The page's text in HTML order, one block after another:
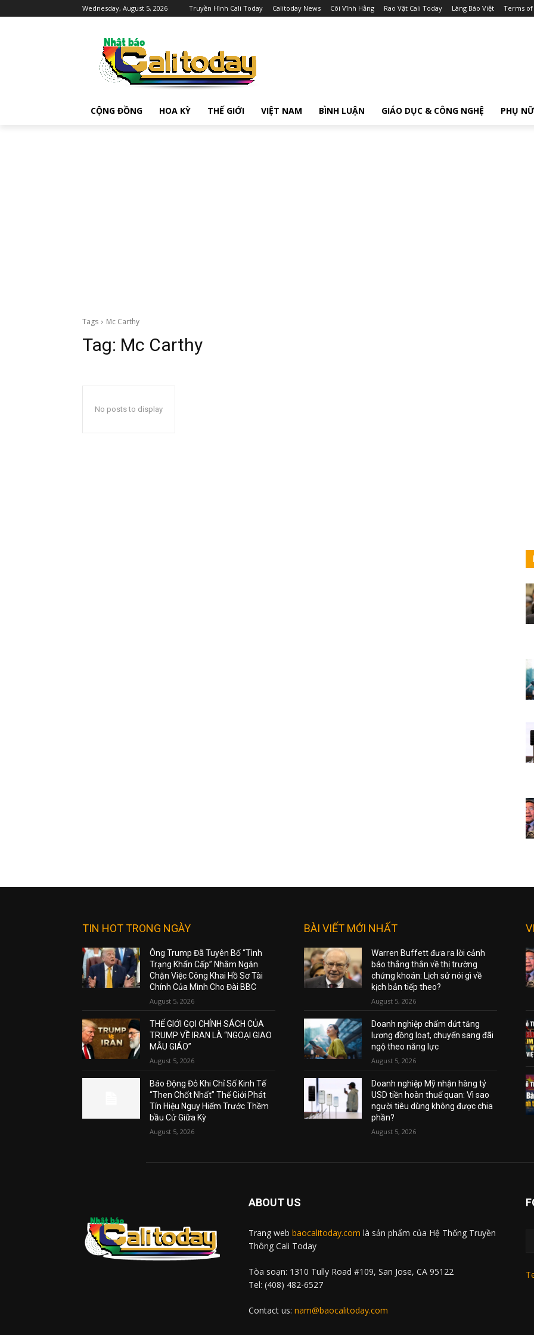
Wednesday, August 5, 2026 Truyền Hình Cali Today Calitoday News Cõi Vĩnh Hằng Rao Vặt Cali Today Làng Báo Việt Terms of
CỘNG ĐỒNG HOA KỲ THẾ GIỚI VIỆT NAM BÌNH LUẬN GIÁO DỤC & CÔNG NGHỆ PHỤ NỮ
Tags Mc Carthy
Tag: Mc Carthy
No posts to display
TIN HOT TRONG NGÀY
Ông Trump Đã Tuyên Bố “Tình
Trạng Khẩn Cấp” Nhằm Ngăn
Chặn Việc Công Khai Hồ Sơ Tài
Chính Của Mình Cho Đài BBC
August 5, 2026
THẾ GIỚI GỌI CHÍNH SÁCH CỦA
TRUMP VỀ IRAN LÀ “NGOẠI GIAO
MẪU GIÁO”
August 5, 2026
Báo Động Đỏ Khi Chỉ Số Kinh Tế
“Then Chốt Nhất” Thế Giới Phát
Tín Hiệu Nguy Hiểm Trước Thềm
bầu Cử Giữa Kỳ
August 5, 2026
BÀI VIẾT MỚI NHẤT
Warren Buffett đưa ra lời cảnh
báo thẳng thắn về thị trường
chứng khoán: Lịch sử nói gì về
kịch bản tiếp theo?
August 5, 2026
Doanh nghiệp chấm dứt tăng
lương đồng loạt, chuyển sang đãi
ngộ theo năng lực
August 5, 2026
Doanh nghiệp Mỹ nhận hàng tỷ
USD tiền hoàn thuế quan: Vì sao
người tiêu dùng không được chia
phần?
August 5, 2026
ABOUT US
Trang web baocalitoday.com là sản phẩm của Hệ Thống Truyền
Thông Cali Today
Tòa soạn: 1310 Tully Road #109, San Jose, CA 95122
Tel: (408) 482-6527
Contact us: nam@baocalitoday.com